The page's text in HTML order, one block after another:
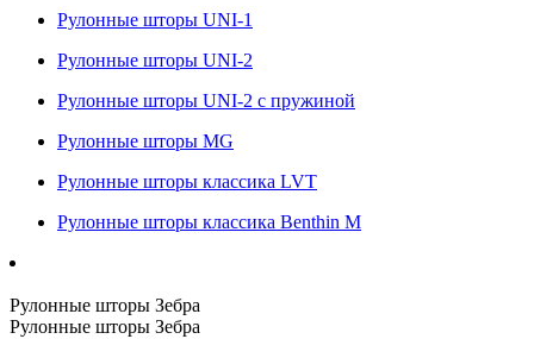
Рулонные шторы UNI-1
Рулонные шторы UNI-2
Рулонные шторы UNI-2 с пружиной
Рулонные шторы MG
Рулонные шторы классика LVT
Рулонные шторы классика Benthin M
Рулонные шторы Зебра
Рулонные шторы Зебра